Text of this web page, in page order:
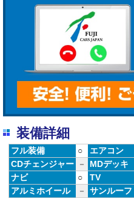
装備詳細
フル装備 ○ エアコン
CDチェンジャー
－ MDデッキ
ナビ
○ TV
アルミホイール
－ サンルーフ